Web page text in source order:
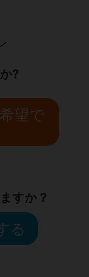
?
望で
すか？
る